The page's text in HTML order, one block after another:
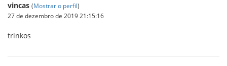
vincas (Mostrar o perfil)
27 de dezembro de 2019 21:15:16
trinkos